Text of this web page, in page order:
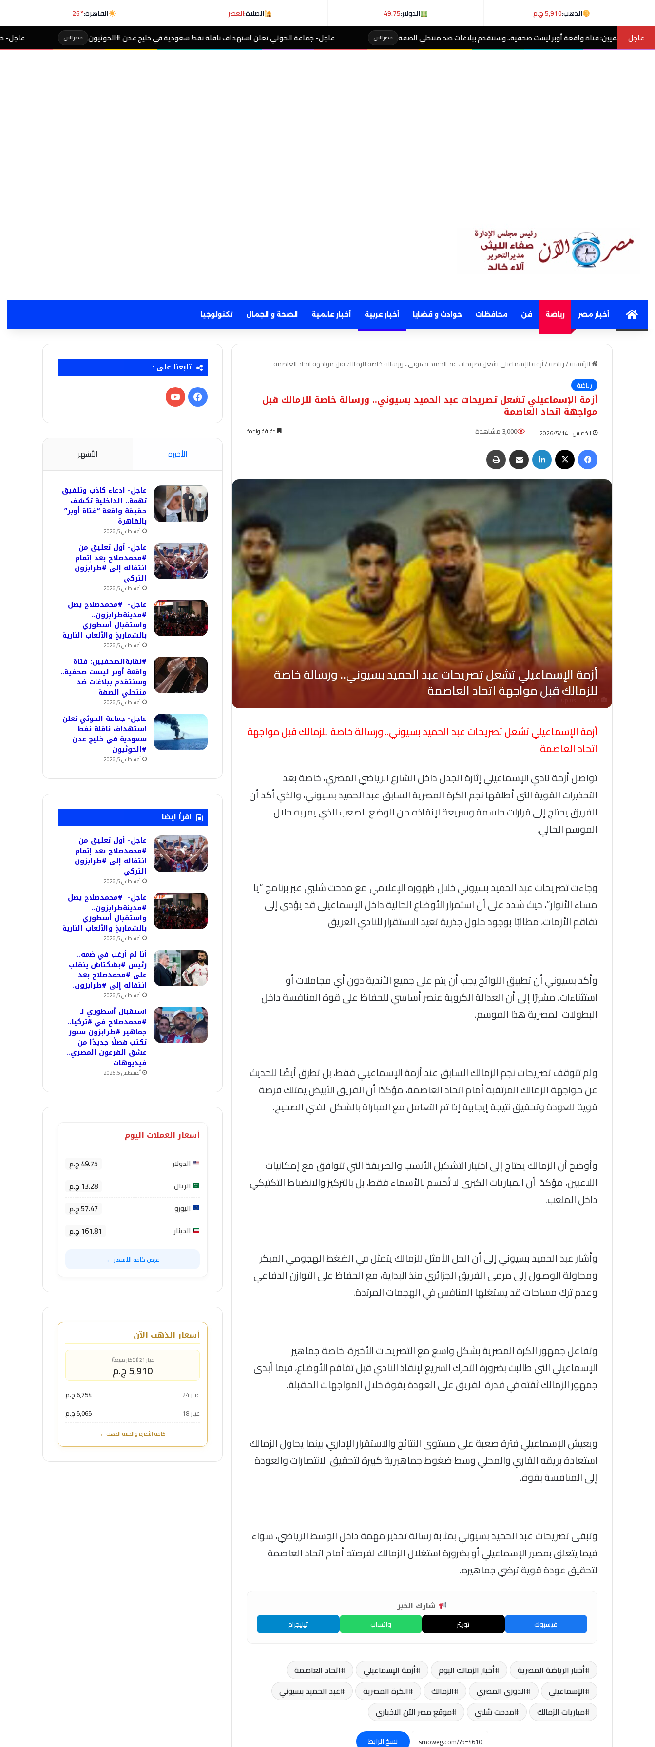
الذهب:5,910 ج.م الدولار:49.75 الصلاة:العصر القاهرة:26°
عاجل
أوبر ليست صحفية.. وسنتقدم ببلاغات ضد منتحلي الصفة مصر الآن عاجل- جماعة الحوثي تعلن استهداف ناقلة نفط سعودية في خليج عدن #الحوثيون مصر الآن عاجل- طالبة صاحبة مجموع 4% بالثانوية تفجر مفاجأة بعد التظلم
Homeأخبار مصر رياضة فن محافظات حوادث و قضايا أخبار عربية أخبار عالمية الصحة و الجمال تكنولوجيا
الرئيسية/رياضة/أزمة الإسماعيلي تشعل تصريحات عبد الحميد بسيوني.. ورسالة خاصة للزمالك قبل مواجهة اتحاد العاصمة
رياضة
أزمة الإسماعيلي تشعل تصريحات عبد الحميد بسيوني.. ورسالة خاصة للزمالك قبل
مواجهة اتحاد العاصمة
الخميس : 2026/5/14 دقيقة واحدة
3,000 مشاهدة
فيسبوك
لينكدإن مشاركة عبر البريد
أزمة الإسماعيلي تشعل تصريحات عبد الحميد بسيوني.. ورسالة خاصة للزمالك قبل مواجهة
اتحاد العاصمة
تواصل أزمة نادي الإسماعيلي إثارة الجدل داخل الشارع الرياضي المصري، خاصة بعد
التحذيرات القوية التي أطلقها نجم الكرة المصرية السابق عبد الحميد بسيوني، والذي أكد أن
الفريق يحتاج إلى قرارات حاسمة وسريعة لإنقاذه من الوضع الصعب الذي يمر به خلال
الموسم الحالي.
وجاءت تصريحات عبد الحميد بسيوني خلال ظهوره الإعلامي مع مدحت شلبي عبر برنامج “يا
مساء الأنوار”، حيث شدد على أن استمرار الأوضاع الحالية داخل الإسماعيلي قد يؤدي إلى
تفاقم الأزمات، مطالبًا بوجود حلول جذرية تعيد الاستقرار للنادي العريق.
وأكد بسيوني أن تطبيق اللوائح يجب أن يتم على جميع الأندية دون أي مجاملات أو
استثناءات، مشيرًا إلى أن العدالة الكروية عنصر أساسي للحفاظ على قوة المنافسة داخل
البطولات المصرية هذا الموسم.
ولم تتوقف تصريحات نجم الزمالك السابق عند أزمة الإسماعيلي فقط، بل تطرق أيضًا للحديث
عن مواجهة الزمالك المرتقبة أمام اتحاد العاصمة، مؤكدًا أن الفريق الأبيض يمتلك فرصة
قوية للعودة وتحقيق نتيجة إيجابية إذا تم التعامل مع المباراة بالشكل الفني الصحيح.
وأوضح أن الزمالك يحتاج إلى اختيار التشكيل الأنسب والطريقة التي تتوافق مع إمكانيات
اللاعبين، مؤكدًا أن المباريات الكبرى لا تُحسم بالأسماء فقط، بل بالتركيز والانضباط التكتيكي
داخل الملعب.
وأشار عبد الحميد بسيوني إلى أن الحل الأمثل للزمالك يتمثل في الضغط الهجومي المبكر
ومحاولة الوصول إلى مرمى الفريق الجزائري منذ البداية، مع الحفاظ على التوازن الدفاعي
وعدم ترك مساحات قد يستغلها المنافس في الهجمات المرتدة.
وتفاعل جمهور الكرة المصرية بشكل واسع مع التصريحات الأخيرة، خاصة جماهير
الإسماعيلي التي طالبت بضرورة التحرك السريع لإنقاذ النادي قبل تفاقم الأوضاع، فيما أبدى
جمهور الزمالك ثقته في قدرة الفريق على العودة بقوة خلال المواجهات المقبلة.
ويعيش الإسماعيلي فترة صعبة على مستوى النتائج والاستقرار الإداري، بينما يحاول الزمالك
استعادة بريقه القاري والمحلي وسط ضغوط جماهيرية كبيرة لتحقيق الانتصارات والعودة
إلى المنافسة بقوة.
وتبقى تصريحات عبد الحميد بسيوني بمثابة رسالة تحذير مهمة داخل الوسط الرياضي، سواء
فيما يتعلق بمصير الإسماعيلي أو بضرورة استغلال الزمالك لفرصته أمام اتحاد العاصمة
لتحقيق عودة قوية ترضي جماهيره.
شارك الخبر
فيسبوك تويتر واتساب تيليجرام
أخبار الرياضة المصرية أخبار الزمالك اليوم أزمة الإسماعيلي
اتحاد العاصمة
الإسماعيلي
الدوري المصري الزمالك الكرة المصرية
عبد الحميد بسيوني
مباريات الزمالك
مدحت شلبي موقع مصر الآن الاخباري
نسخ الرابط
تابعنا على :
فيسبوك‫YouTube
الأخيرة الأشهر
عاجل- ادعاء كاذب وتلفيق
تهمة.. الداخلية تكشف
حقيقة واقعة “فتاة أوبر”
بالقاهرة
أغسطس 5, 2026
عاجل- أول تعليق من
#محمدصلاح بعد إتمام
انتقاله إلى #طرابزون
التركي
أغسطس 5, 2026
عاجل- #محمدصلاح يصل
#مدينةطرابزون..
واستقبال أسطوري
بالشماريخ والألعاب النارية
أغسطس 5, 2026
#نقابةالصحفيين: فتاة
واقعة أوبر ليست صحفية..
وسنتقدم ببلاغات ضد
منتحلي الصفة
أغسطس 5, 2026
عاجل- جماعة الحوثي تعلن
استهداف ناقلة نفط
سعودية في خليج عدن
#الحوثيون
أغسطس 5, 2026
اقرأ ايضا
عاجل- أول تعليق من
#محمدصلاح بعد إتمام
انتقاله إلى #طرابزون
التركي
أغسطس 5, 2026
عاجل- #محمدصلاح يصل
#مدينةطرابزون..
واستقبال أسطوري
بالشماريخ والألعاب النارية
أغسطس 5, 2026
أنا لم أرغب في ضمه..
رئيس #بشكتاش ينقلب
على #محمدصلاح بعد
انتقاله إلى #طرابزون.
أغسطس 5, 2026
استقبال أسطوري لـ
#محمدصلاح في #تركيا..
جماهير #طرابزون سبور
تكتب فصلًا جديدًا من
عشق الفرعون المصري..
فيديوهات
أغسطس 5, 2026
أسعار العملات اليوم
الدولار 49.75 ج.م
الريال 13.28 ج.م
اليورو 57.47 ج.م
الدينار 161.81 ج.م
عرض كافة الأسعار ←
أسعار الذهب الآن
عيار 21 (الأكثر مبيعاً)
5,910 ج.م
عيار 24
6,754 ج.م
عيار 18
5,065 ج.م
كافة الأعيرة والجنيه الذهب ←